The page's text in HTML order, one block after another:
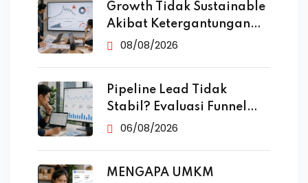
Growth Tidak Sustainable
Akibat Ketergantungan
Iklan
08/08/2026
Pipeline Lead Tidak
Stabil? Evaluasi Funnel
Marketing
06/08/2026
MENGAPA UMKM